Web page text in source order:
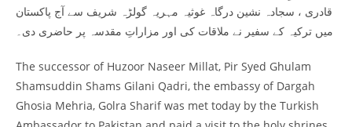
قادری ، سجادہ نشین درگاہ غوثیہ مہریہ گولڑہ شریف سے آج پاکستان
میں ترکیہ کے سفیر نے ملاقات کی اور مزاراتِ مقدسہ پر حاضری دی۔
The successor of Huzoor Naseer Millat, Pir Syed Ghulam
Shamsuddin Shams Gilani Qadri, the embassy of Dargah
Ghosia Mehria, Golra Sharif was met today by the Turkish